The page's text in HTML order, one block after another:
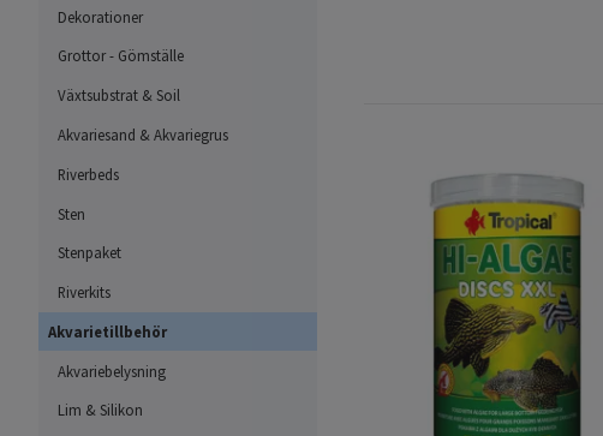
Dekorationer
Grottor - Gömställe
Växtsubstrat & Soil
Akvariesand & Akvariegrus
Riverbeds
Sten
Stenpaket
Riverkits
Akvarietillbehör
Akvariebelysning
Lim & Silikon